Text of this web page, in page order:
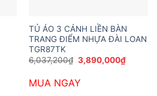
TỦ ÁO 3 CÁNH LIỀN BÀN
TRANG ĐIỂM NHỰA ĐÀI LOAN
TGR87TK
6,037,200₫ Giá
gốc
6,037,200₫.
3,890,000₫Giá
hiện
MUA NGAY